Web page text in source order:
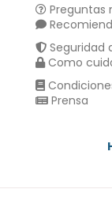
Preguntas
Seguridad
Como
Prensa